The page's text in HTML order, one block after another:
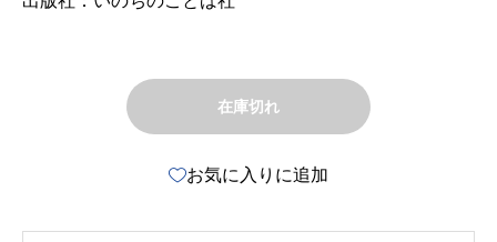
在庫切れ
お気に入りに追加